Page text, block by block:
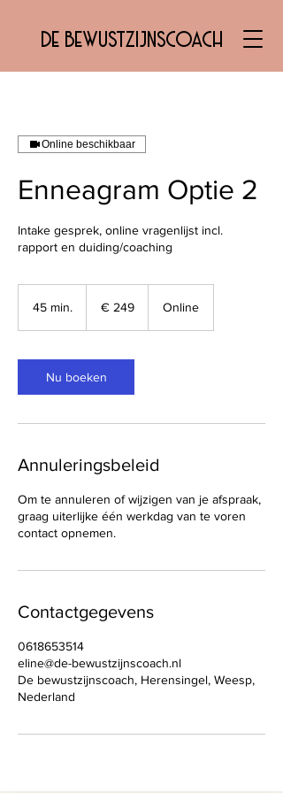
DE BEWUSTZIJNSCOACH
Online beschikbaar
Enneagram Optie 2
Intake gesprek, online vragenlijst incl.
rapport en duiding/coaching
45 min.
i
n
€ 249 Online
Nu boeken
Annuleringsbeleid
Om te annuleren of wijzigen van je afspraak,
graag uiterlijke één werkdag van te voren
contact opnemen.
Contactgegevens
0618653514
eline@de-bewustzijnscoach.nl
De bewustzijnscoach, Herensingel, Weesp,
Nederland